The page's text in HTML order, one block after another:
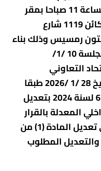
الموافق 10/ 2/ 2026 الساعة 11 صباحا بمقر
مؤسسة دار المعارف الكائن 1119 شارع
رمسيس وذلك بناء
علي قرار مجلس الإدارة بجلسة 10 /1/
التعاوني
الإسكاني رقم 872 بتاريخ 28 /1 /2026 طبقا
لأحكام القرار الوزاري 627 لسنة 2024 بتعديل
الداخلي المعدلة بالقرار
328 لسنة 2004 للنظر في تعديل المادة (1) من
والتعديل المطلوب